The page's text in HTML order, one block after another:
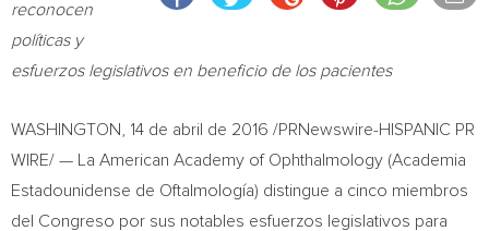
reconocen
políticas y
esfuerzos legislativos en beneficio de los pacientes
WASHINGTON
, 14 de abril de 2016 /PRNewswire-HISPANIC PR
WIRE/ — La American Academy of Ophthalmology (Academia
Estadounidense de Oftalmología) distingue a cinco miembros
del Congreso por sus notables esfuerzos legislativos para